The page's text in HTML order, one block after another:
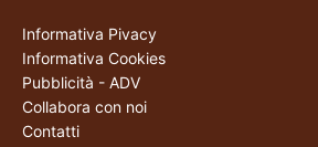
Informativa Pivacy
Informativa Cookies
Pubblicità - ADV
Collabora con noi
Contatti